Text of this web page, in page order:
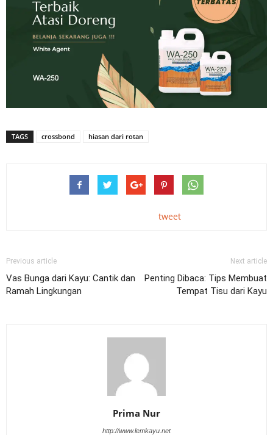
TAGS crossbond hiasan dari rotan
tweet
Previous article
Vas Bunga dari Kayu: Cantik dan
Ramah Lingkungan
Next article
Penting Dibaca: Tips Membuat
Tempat Tisu dari Kayu
Prima Nur
http://www.lemkayu.net